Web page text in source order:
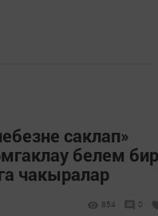
саклап»
белем
чакыралар
854 0